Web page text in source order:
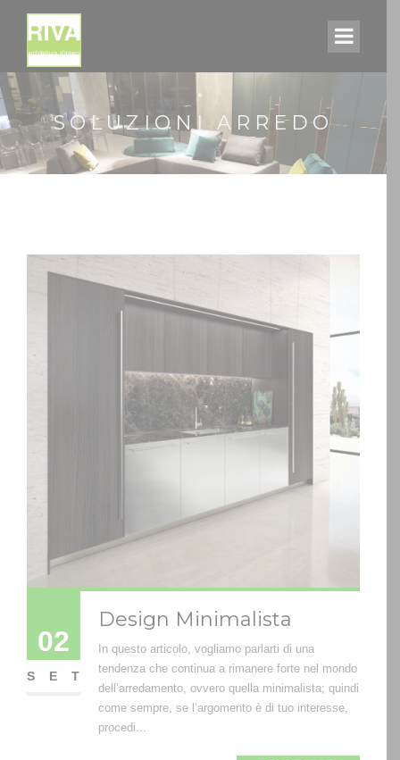
SOLUZIONI ARREDO
02
SET
Design Minimalista
In questo articolo, vogliamo parlarti di una
tendenza che continua a rimanere forte nel mondo
dell’arredamento, ovvero quella minimalista; quindi
come sempre, se l’argomento è di tuo interesse,
procedi...